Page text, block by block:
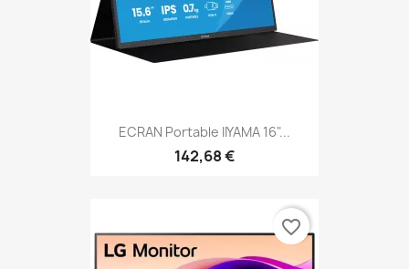
ECRAN Portable IIYAMA 16"...
142,68 €
favorite_border